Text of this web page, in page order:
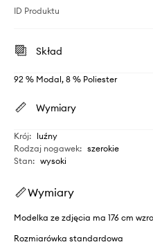
ID Produktu
Skład
92 % Modal, 8 % Poliester
Wymiary
Krój: luźny
Rodzaj nogawek: szerokie
Stan: wysoki
Wymiary
Modelka ze zdjęcia ma 176 cm
Rozmiarówka standardowa